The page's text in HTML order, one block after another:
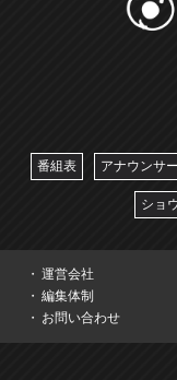
番組表 アナウンサ
ショ
運営会社
編集体制
お問い合わせ